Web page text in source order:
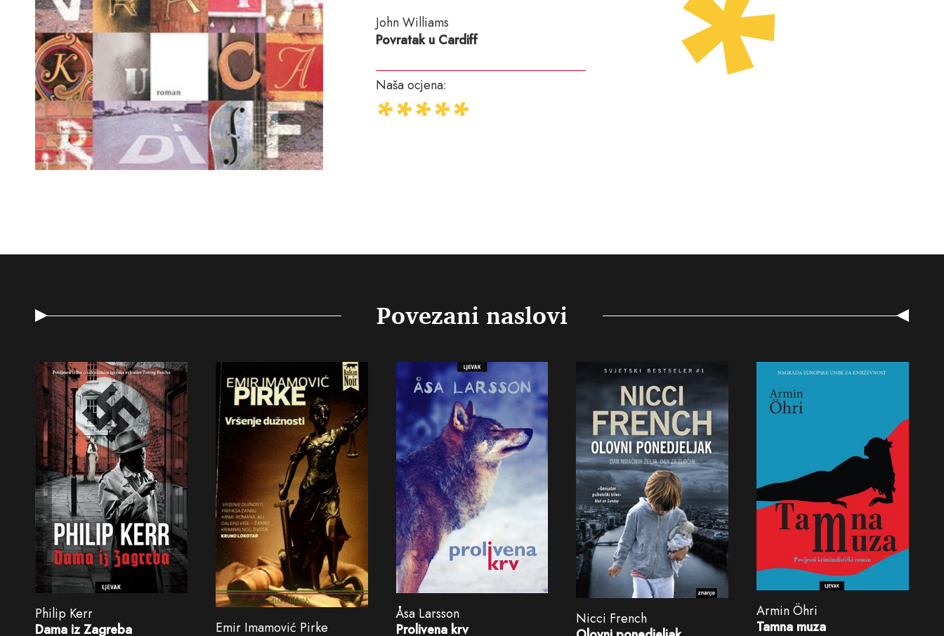
John Williams
Povratak u Cardiff
Naša ocjena:
Povezani naslovi
Philip Kerr
Dama iz Zagreba
Emir Imamović Pirke
Åsa Larsson
Prolivena krv
Nicci French
Armin Öhri
Tamna muza